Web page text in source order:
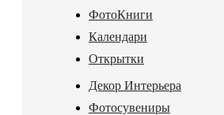
ФотоКниги
Календари
Открытки
Декор Интерьера
Фотосувениры